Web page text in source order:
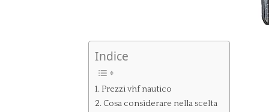
Indice
Prezzi vhf nautico
Cosa considerare nella scelta